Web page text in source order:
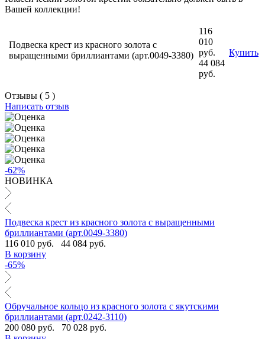
Вашей коллекции!
Подвеска крест из красного золота с
выращенными бриллиантами (арт.0049-3380)
116
010
руб.
44 084
руб.
Купить
Отзывы ( 5 )
Написать отзыв
-62%
НОВИНКА
Подвеска крест из красного золота с выращенными
бриллиантами (арт.0049-3380)
116 010 руб.
44 084 руб.
В корзину
-65%
Обручальное кольцо из красного золота с якутскими
бриллиантами (арт.0242-3110)
200 080 руб.
70 028 руб.